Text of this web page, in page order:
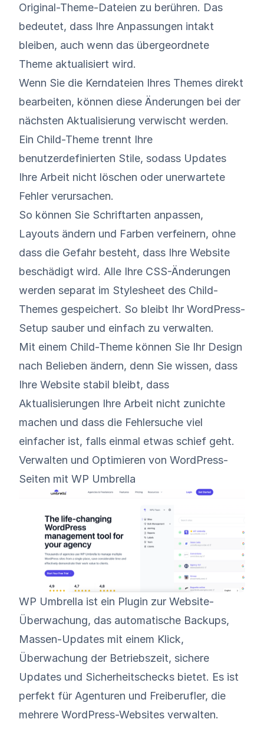
Original-Theme-Dateien zu berühren. Das
bedeutet, dass Ihre Anpassungen intakt
bleiben, auch wenn das übergeordnete
Theme aktualisiert wird.
Wenn Sie die Kerndateien Ihres Themes direkt
bearbeiten, können diese Änderungen bei der
nächsten Aktualisierung verwischt werden.
Ein Child-Theme trennt Ihre
benutzerdefinierten Stile, sodass Updates
Ihre Arbeit nicht löschen oder unerwartete
Fehler verursachen.
So können Sie Schriftarten anpassen,
Layouts ändern und Farben verfeinern, ohne
dass die Gefahr besteht, dass Ihre Website
beschädigt wird. Alle Ihre CSS-Änderungen
werden separat im Stylesheet des Child-
Themes gespeichert. So bleibt Ihr WordPress-
Setup sauber und einfach zu verwalten.
Mit einem Child-Theme können Sie Ihr Design
nach Belieben ändern, denn Sie wissen, dass
Ihre Website stabil bleibt, dass
Aktualisierungen Ihre Arbeit nicht zunichte
machen und dass die Fehlersuche viel
einfacher ist, falls einmal etwas schief geht.
Verwalten und Optimieren von WordPress-
Seiten mit WP Umbrella
WP Umbrella ist ein Plugin zur Website-
Überwachung, das automatische Backups,
Massen-Updates mit einem Klick,
Überwachung der Betriebszeit, sichere
Updates und Sicherheitschecks bietet. Es ist
perfekt für Agenturen und Freiberufler, die
mehrere WordPress-Websites verwalten.